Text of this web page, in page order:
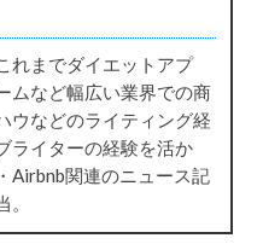
れまでダイエットアプ
ムなど幅広い業界での商
ウなどのライティング経
ライターの経験を活か
Airbnb関連のニュース記